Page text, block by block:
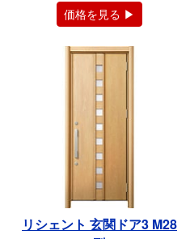
価格を見る ▶
リシェント 玄関ドア3 M28